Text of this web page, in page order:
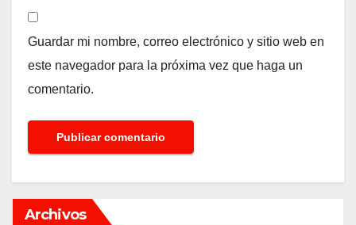
Guardar mi nombre, correo electrónico y sitio web en
este navegador para la próxima vez que haga un
comentario.
Archivos